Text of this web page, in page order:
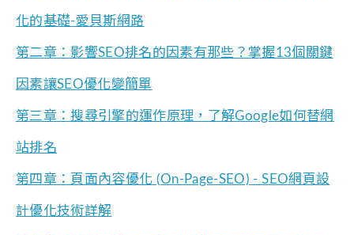
化的基礎-愛貝斯網路
第二章：影響SEO排名的因素有那些？掌握13個關鍵
因素讓SEO優化變簡單
第三章：搜尋引擎的運作原理，了解Google如何替網
站排名
第四章：頁面內容優化 (On-Page-SEO) - SEO網頁設
計優化技術詳解